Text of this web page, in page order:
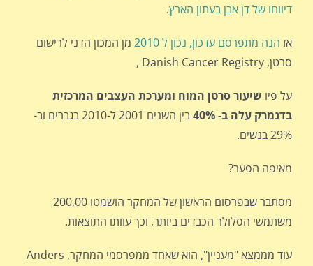
דיווחו של דן אבן בעתון הארץ.
אז הנה מתפרסם עדכון, נכון ל 2010
מן המכון הדני לרישום
סרטן, Danish Cancer Registry ,
על פיו שיעור סרטן המוח ומערכת העצבים המרכזית
בדנמרק עלה ב- 40%
בין השנים 2001 ל-2010 בגברים וב-
29% בנשים.
מאיפה הפער?
מסתבר שבפרסום הראשון של המחקר הושמטו 200,00
משתמשי הסלולר הכבדים ביותר, וכך עוותו התוצאות.
עוד מממצא "מעניין", הוא שאחד ממפרסמי המחקר, Anders